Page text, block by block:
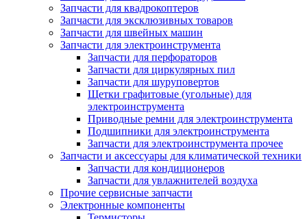
Запчасти для квадрокоптеров
Запчасти для эксклюзивных товаров
Запчасти для швейных машин
Запчасти для электроинструмента
Запчасти для перфораторов
Запчасти для циркулярных пил
Запчасти для шуруповертов
Щетки графитовые (угольные) для
электроинструмента
Приводные ремни для электроинструмента
Подшипники для электроинструмента
Запчасти для электроинструмента прочее
Запчасти и аксессуары для климатической техники
Запчасти для кондиционеров
Запчасти для увлажнителей воздуха
Прочие сервисные запчасти
Электронные компоненты